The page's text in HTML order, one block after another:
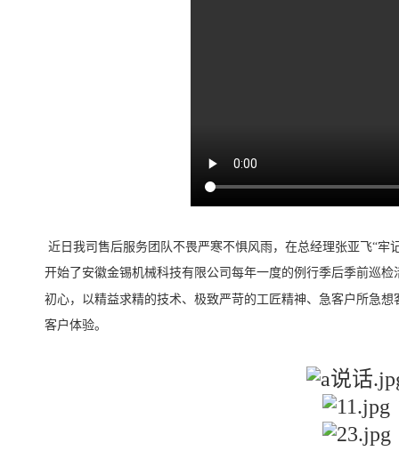
近日我司售后服务团队不畏严寒不惧风雨，在总经理张亚飞“牢
开始了安徽金锡机械科技有限公司每年一度的例行季后季前巡
初心，以精益求精的技术、极致严苛的工匠精神、急客户所急
客户体验。